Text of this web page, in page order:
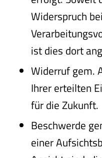
Widerspruch
ist dies dort
Widerruf gem.
Ihrer erteilten
für die Zukunft.
Beschwerde
einer